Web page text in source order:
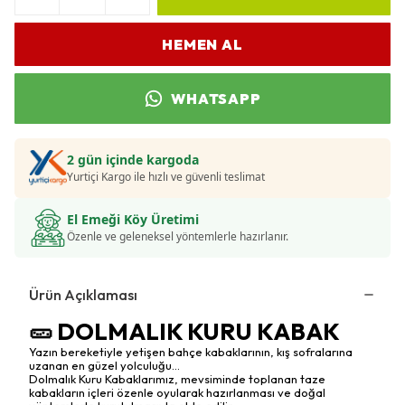
HEMEN AL
WHATSAPP
2 gün içinde kargoda
Yurtiçi Kargo ile hızlı ve güvenli teslimat
El Emeği Köy Üretimi
Özenle ve geleneksel yöntemlerle hazırlanır.
Ürün Açıklaması
🥒 DOLMALIK KURU KABAK
Yazın bereketiyle yetişen bahçe kabaklarının, kış sofralarına
uzanan en güzel yolculuğu...
Dolmalık Kuru Kabaklarımız, mevsiminde toplanan taze
kabakların içleri özenle oyularak hazırlanması ve doğal